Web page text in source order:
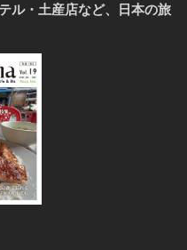
ル・土産店など、日本の旅